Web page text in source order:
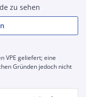
zu sehen
VPE geliefert; eine
Gründen jedoch nicht